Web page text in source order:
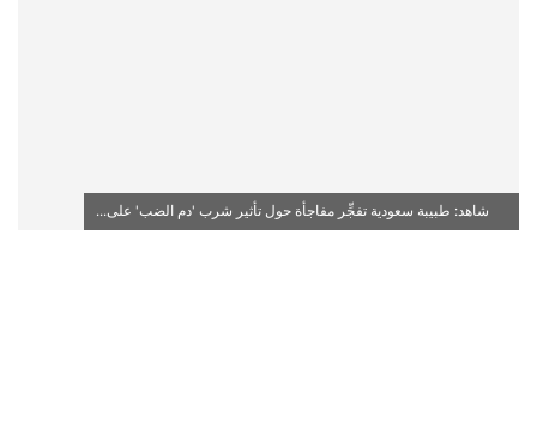
شاهد: طبيبة سعودية تفجِّر مفاجأة حول تأثير شرب 'دم الضب' على...